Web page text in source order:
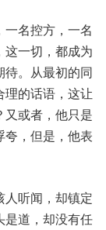
一名控方，一名
这一切，都成为
待。从最初的同
的话语，这让
或者，他只是
，但是，他表
听闻，却镇定
是道，却没有任